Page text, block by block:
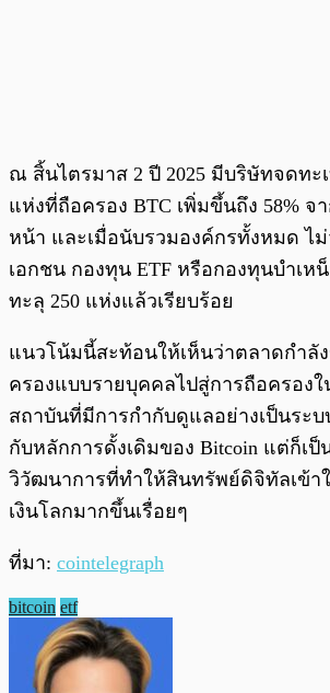
ณ สิ้นไตรมาส 2 ปี 2025 มีบริษัทจดทะ
แห่งที่ถือครอง BTC เพิ่มขึ้นถึง 58% จ
หน้า และเมื่อนับรวมองค์กรทั้งหมด ไ
เอกชน กองทุน ETF หรือกองทุนบำเห
ทะลุ 250 แห่งแล้วเรียบร้อย
แนวโน้มนี้สะท้อนให้เห็นว่าตลาดกำลั
ครองแบบรายบุคคลไปสู่การถือครอง
สถาบันที่มีการกำกับดูแลอย่างเป็นระ
กับหลักการดั้งเดิมของ Bitcoin แต่ก็เ
วิวัฒนาการที่ทำให้สินทรัพย์ดิจิทัลเข้า
เงินโลกมากขึ้นเรื่อยๆ
ที่มา: cointelegraph
bitcoin etf